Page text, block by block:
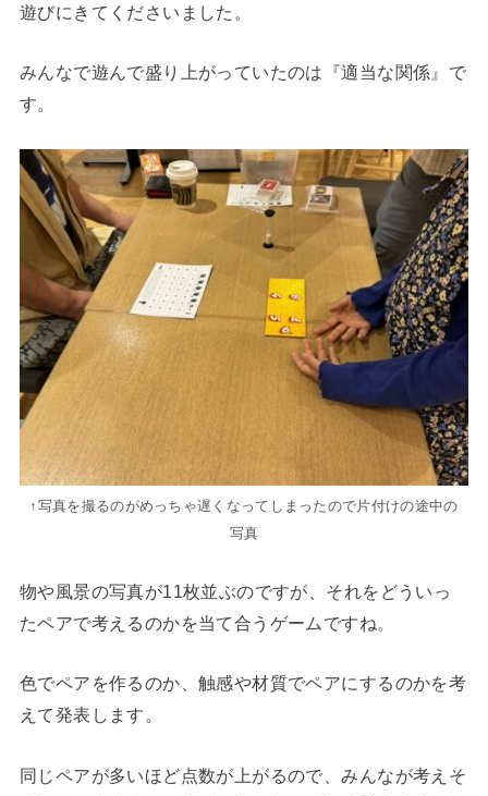
遊びにきてくださいました。
みんなで遊んで盛り上がっていたのは『適当な関係』で
す。
↑写真を撮るのがめっちゃ遅くなってしまったので片付けの途中の
写真
物や風景の写真が11枚並ぶのですが、それをどういっ
たペアで考えるのかを当て合うゲームですね。
色でペアを作るのか、触感や材質でペアにするのかを考
えて発表します。
同じペアが多いほど点数が上がるので、みんなが考えそ